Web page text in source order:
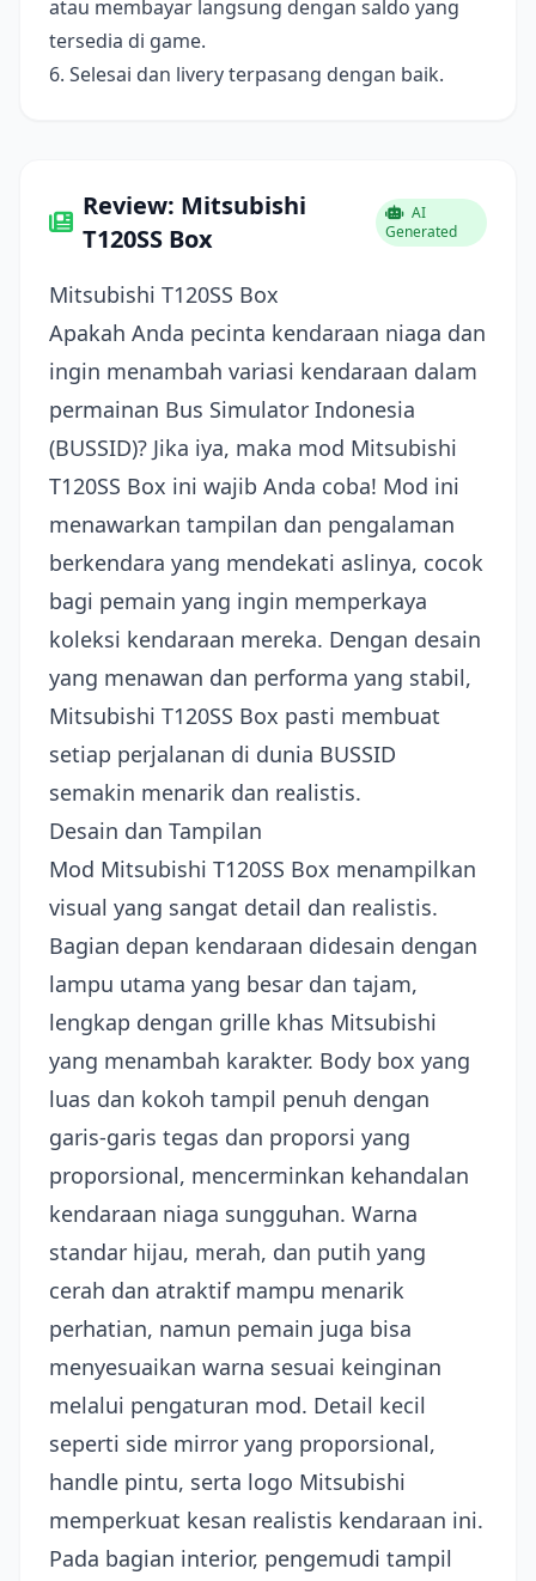
atau membayar langsung dengan saldo yang
tersedia di game.
6. Selesai dan livery terpasang dengan baik.
Review: Mitsubishi
T120SS Box
AI
Generated
Mitsubishi T120SS Box
Apakah Anda pecinta kendaraan niaga dan
ingin menambah variasi kendaraan dalam
permainan Bus Simulator Indonesia
(BUSSID)? Jika iya, maka mod Mitsubishi
T120SS Box ini wajib Anda coba! Mod ini
menawarkan tampilan dan pengalaman
berkendara yang mendekati aslinya, cocok
bagi pemain yang ingin memperkaya
koleksi kendaraan mereka. Dengan desain
yang menawan dan performa yang stabil,
Mitsubishi T120SS Box pasti membuat
setiap perjalanan di dunia BUSSID
semakin menarik dan realistis.
Desain dan Tampilan
Mod Mitsubishi T120SS Box menampilkan
visual yang sangat detail dan realistis.
Bagian depan kendaraan didesain dengan
lampu utama yang besar dan tajam,
lengkap dengan grille khas Mitsubishi
yang menambah karakter. Body box yang
luas dan kokoh tampil penuh dengan
garis-garis tegas dan proporsi yang
proporsional, mencerminkan kehandalan
kendaraan niaga sungguhan. Warna
standar hijau, merah, dan putih yang
cerah dan atraktif mampu menarik
perhatian, namun pemain juga bisa
menyesuaikan warna sesuai keinginan
melalui pengaturan mod. Detail kecil
seperti side mirror yang proporsional,
handle pintu, serta logo Mitsubishi
memperkuat kesan realistis kendaraan ini.
Pada bagian interior, pengemudi tampil